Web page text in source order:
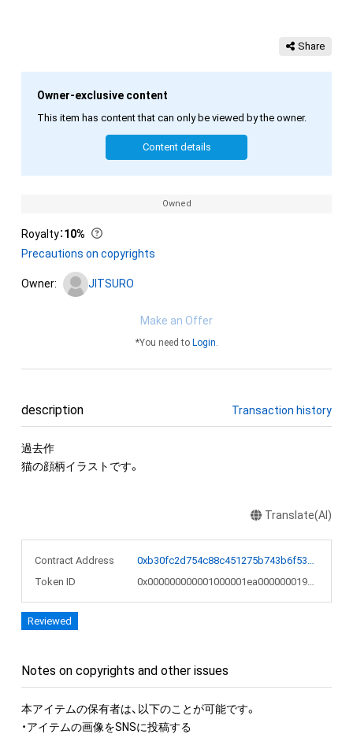
Share
Owner-exclusive content
This item has content that can only be viewed by the owner.
Content details
Owned
Royalty：10%
Precautions on copyrights
Owner: JITSURO
Make an Offer
*You need to Login.
description Transaction history
過去作
猫の顔柄イラストです。
Translate(AI)
Contract Address
0xb30fc2d754c88c451275b743b6f530f19f643683
Token ID
0x000000000001000001ea000000019611
Reviewed
Notes on copyrights and other issues
本アイテムの保有者は、以下のことが可能です。
・アイテムの画像をSNSに投稿する